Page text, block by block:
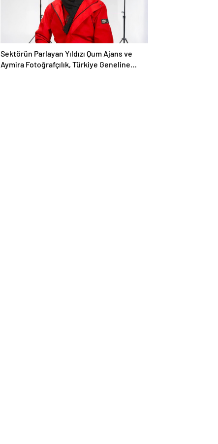
Sektörün Parlayan Yıldızı Qum Ajans ve
Aymira Fotoğrafçılık, Türkiye Geneline